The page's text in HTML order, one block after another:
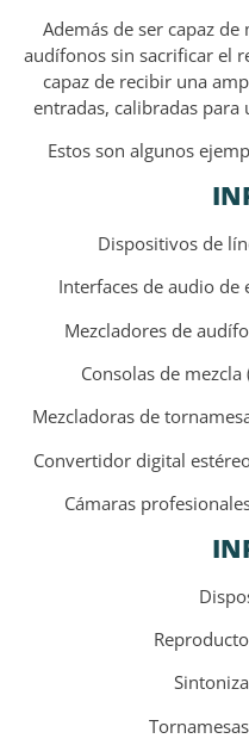
Además de ser capaz
audífonos sin sacrificar el
capaz de recibir una
entradas, calibradas
Estos son algunos
Dispositivos de
Interfaces de audio
Mezcladores de
Consolas de
Mezcladoras de
Convertidor digital
Cámaras